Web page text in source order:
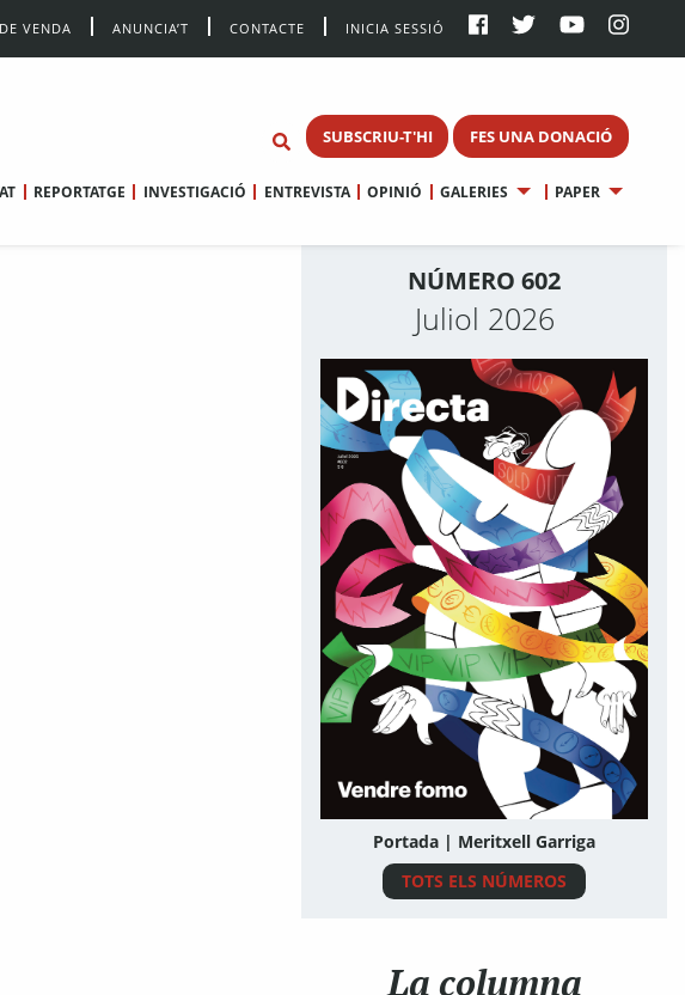
VENDA ANUNCIA’T CONTACTE INICIA SESSIÓ
SUBSCRIU-T'HI FES UNA DONACIÓ
REPORTATGE INVESTIGACIÓ ENTREVISTA OPINIÓ GALERIES PAPER
NÚMERO 602
Juliol 2026
Portada | Meritxell Garriga
TOTS ELS NÚMEROS
La columna